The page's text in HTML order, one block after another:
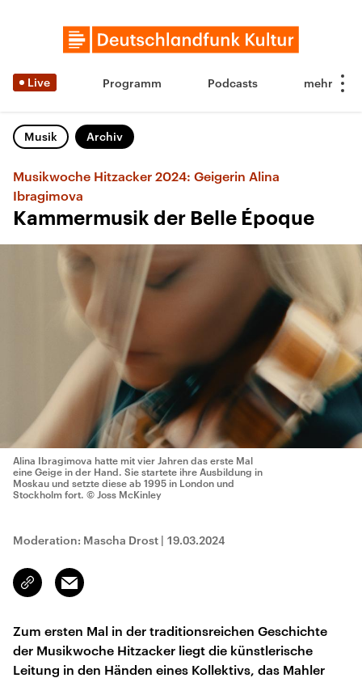
Live Programm Podcasts
Musik Archiv
Musikwoche Hitzacker 2024: Geigerin Alina
Ibragimova
Kammermusik der Belle Époque
Alina Ibragimova hatte mit vier Jahren das erste Mal
eine Geige in der Hand. Sie startete ihre Ausbildung in
Moskau und setzte diese ab 1995 in London und
Stockholm fort. © Joss McKinley
Moderation: Mascha Drost | 19.03.2024
Link
kopieren/teilen
Email
Zum ersten Mal in der traditionsreichen Geschichte
der Musikwoche Hitzacker liegt die künstlerische
Leitung in den Händen eines Kollektivs, das Mahler